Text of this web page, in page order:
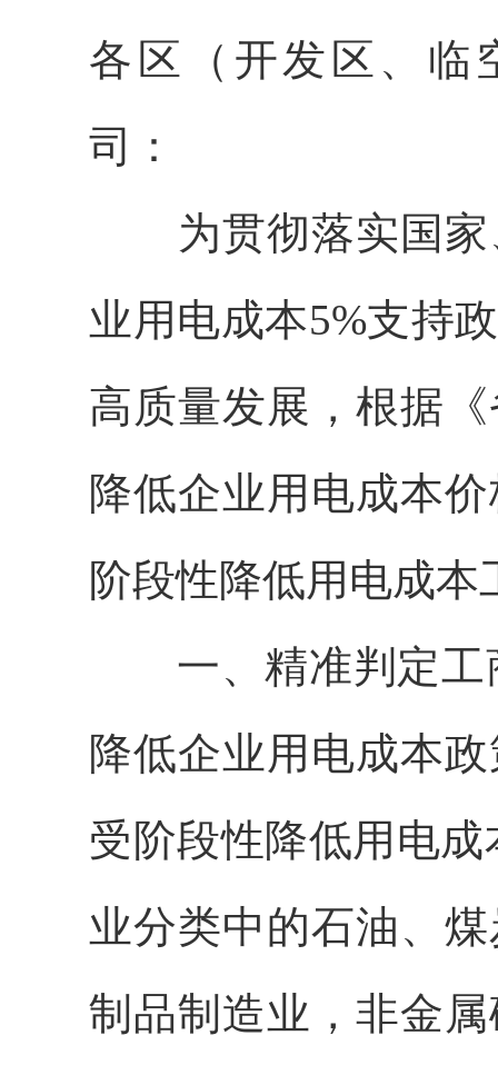
各区（开发区、临
司：
为贯彻落实国
业用电成本5%支持
高质量发展，根据
降低企业用电成本
阶段性降低用电成
一、精准判定
降低企业用电成本
受阶段性降低用电
业分类中的石油、
制品制造业，非金